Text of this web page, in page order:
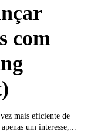
com
mais eficiente de
um interesse,...